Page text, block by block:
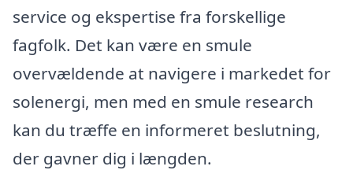
service og ekspertise fra forskellige
fagfolk. Det kan være en smule
overvældende at navigere i markedet for
solenergi, men med en smule research
kan du træffe en informeret beslutning,
der gavner dig i længden.